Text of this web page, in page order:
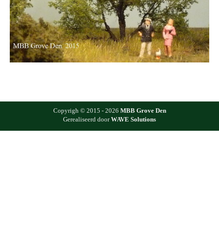
Copyrigh © 2015 - 2026 MBB Grove Den
Gerealiseerd doorWAVE Solutions